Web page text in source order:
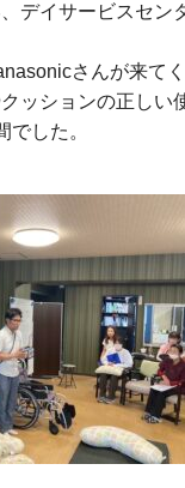
デイサービスセ
さんが来て
ッションの正しい
でした。